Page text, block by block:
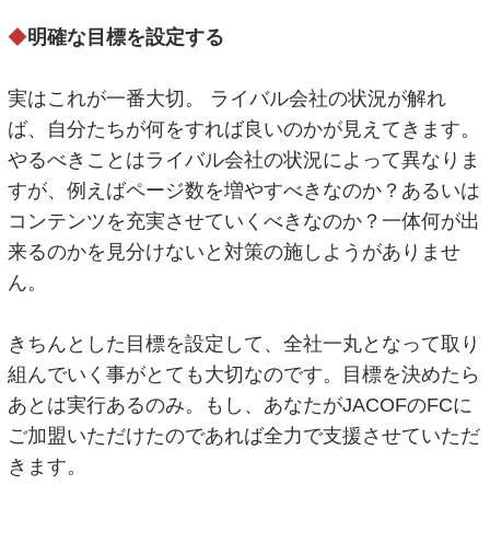
◆明確な目標を設定する
実はこれが一番大切。 ライバル会社の状況が解れ
ば、自分たちが何をすれば良いのかが見えてきます。
やるべきことはライバル会社の状況によって異なりま
すが、例えばページ数を増やすべきなのか？あるいは
コンテンツを充実させていくべきなのか？一体何が出
来るのかを見分けないと対策の施しようがありませ
ん。
きちんとした目標を設定して、全社一丸となって取り
組んでいく事がとても大切なのです。目標を決めたら
あとは実行あるのみ。もし、あなたがJACOFのFCに
ご加盟いただけたのであれば全力で支援させていただ
きます。